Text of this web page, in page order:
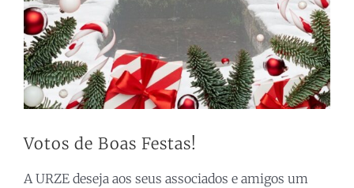
Votos de Boas Festas!
A URZE deseja aos seus associados e amigos um